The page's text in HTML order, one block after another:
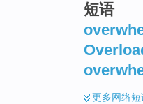
短语
更多网络短